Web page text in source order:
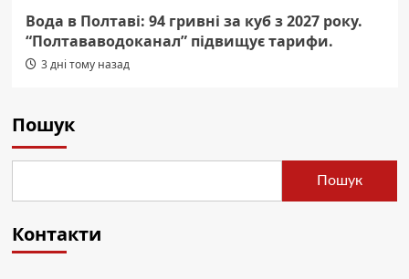
Вода в Полтаві: 94 гривні за куб з 2027 року.
“Полтававодоканал” підвищує тарифи.
3 дні тому назад
Пошук
Пошук
Контакти